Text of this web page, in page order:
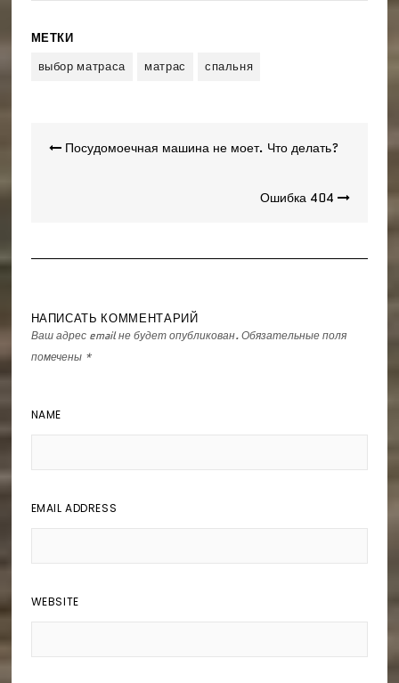
МЕТКИ
выбор матраса
матрас спальня
Навигация
Посудомоечная машина не моет. Что делать?
Ошибка 404
НАПИСАТЬ КОММЕНТАРИЙ
Ваш адрес email не будет опубликован. Обязательные поля
помечены *
NAME
EMAIL ADDRESS
WEBSITE